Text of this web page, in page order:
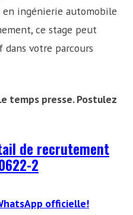
ingénierie automobile
ce stage peut
votre parcours
temps presse. Postulez
de recrutement
2
officielle!